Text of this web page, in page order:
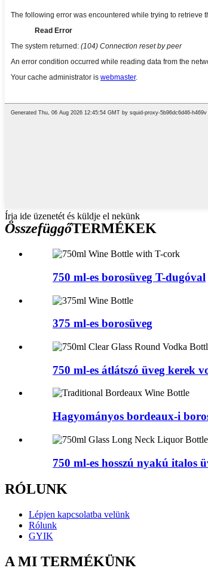
Írja ide üzenetét és küldje el nekünk
ÖsszefüggőTERMÉKEK
750 ml-es borosüveg T-dugóval
375 ml-es borosüveg
750 ml-es átlátszó üveg kerek
Hagyományos bordeaux-i
750 ml-es hosszú nyakú italos
RÓLUNK
Lépjen kapcsolatba velünk
Rólunk
GYIK
A MI TERMÉKÜNK